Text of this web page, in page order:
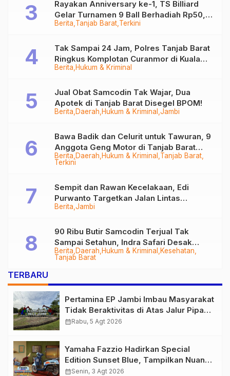
Berita Tanjab Barat Terkini
Rayakan Anniversary ke-1, TS Billiard
Gelar Turnamen 9 Ball Berhadiah Rp50,8
Juta
Berita Hukum & Kriminal
Tak Sampai 24 Jam, Polres Tanjab Barat
Ringkus Komplotan Curanmor di Kuala
Tungkal
Berita Daerah Hukum & Kriminal Jambi
Jual Obat Samcodin Tak Wajar, Dua
Apotek di Tanjab Barat Disegel BPOM!
Berita Daerah Hukum & Kriminal Tanjab Barat
Terkini
Bawa Badik dan Celurit untuk Tawuran, 9
Anggota Geng Motor di Tanjab Barat
Diringkus
Berita Jambi
Sempit dan Rawan Kecelakaan, Edi
Purwanto Targetkan Jalan Lintas
Tungkal-Jambi Mulus di 2028
Berita Daerah Hukum & Kriminal
Kesehatan
Tanjab Barat
90 Ribu Butir Samcodin Terjual Tak
Sampai Setahun, Indra Safari Desak
Audit Menyeluruh
TERBARU
Pertamina EP Jambi Imbau Masyarakat
Tidak Beraktivitas di Atas Jalur Pipa
Migas Demi Keselamatan Bersama
calendar_monthRabu, 5 Agt 2026
Yamaha Fazzio Hadirkan Special
Edition Sunset Blue, Tampilkan Nuansa
Retro Summer yang Semakin Skena
calendar_monthSenin, 3 Agt 2026